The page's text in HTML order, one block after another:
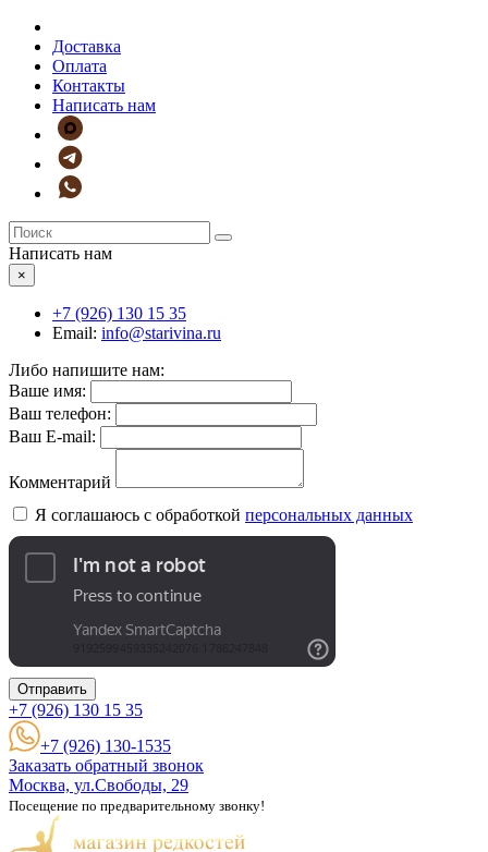
Доставка
Оплата
Контакты
Написать нам
Написать нам
×
+7 (926) 130 15 35
Email: info@starivina.ru
Либо напишите нам:
Ваше имя:
Ваш телефон:
Ваш E-mail:
Комментарий
Я соглашаюсь с обработкой персональных данных
Отправить
+7 (926) 130 15 35
+7 (926) 130-1535
Заказать обратный звонок
Москва, ул.Свободы, 29
Посещение по предварительному звонку!